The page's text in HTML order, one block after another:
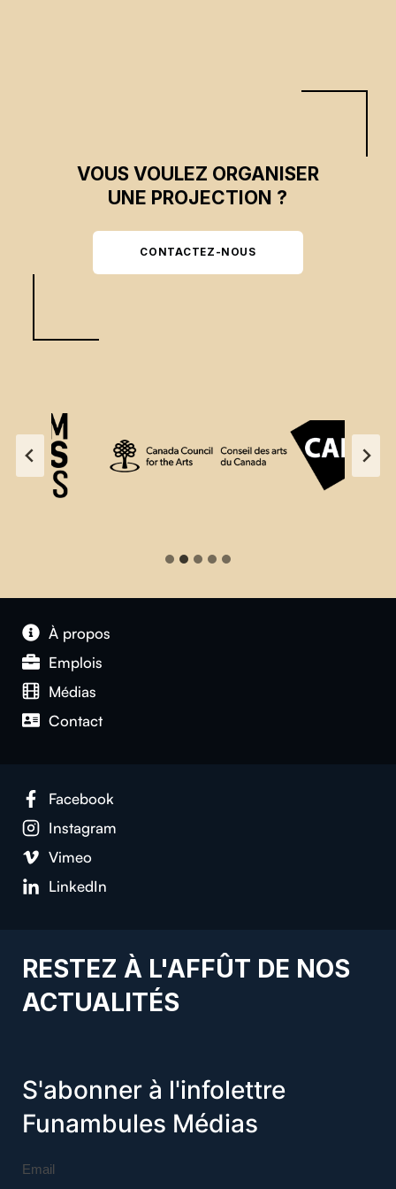
VOUS VOULEZ ORGANISER
UNE PROJECTION ?
CONTACTEZ-NOUS
À propos
Emplois
Médias
Contact
Facebook
Instagram
Vimeo
LinkedIn
RESTEZ À L'AFFÛT DE NOS
ACTUALITÉS
S'abonner à l'infolettre
Funambules Médias
Email